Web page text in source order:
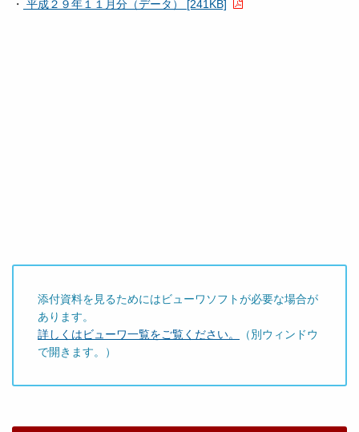
・ 平成２９年１１月分（データ） [241KB]
添付資料を見るためにはビューワソフトが必要な場合が
あります。
詳しくはビューワ一覧をご覧ください。
（別ウィンドウ
で開きます。）